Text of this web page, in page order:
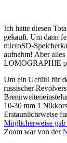
Ich hatte diesen
gekauft. Um dann
microSD-
aufnahm! Aber
LOMOGRAPHIE
Um ein Gefühl für
russischer
10-30 mm 1
Erstaunlichrweise
Möglicherweise gab
Zoom war von der